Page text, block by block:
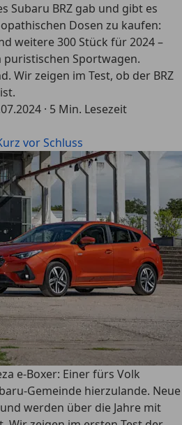
Subaru BRZ gab und gibt es
Dosen zu kaufen:
weitere 300 Stück für 2024 –
puristischen Sportwagen.
Wir zeigen im Test, ob der BRZ
· 5 Min. Lesezeit
vor Schluss
e-Boxer: Einer fürs Volk
Gemeinde hierzulande. Neue
werden über die Jahre mit